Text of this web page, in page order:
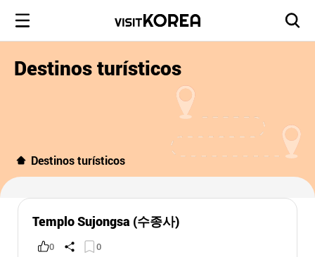
Destinos turísticos
Destinos turísticos
Templo Sujongsa (수종사)
0 0